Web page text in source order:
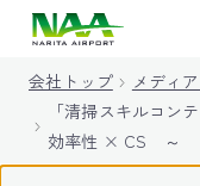
会社トップ メディ
「清掃スキルコ
効率性 × CS ～